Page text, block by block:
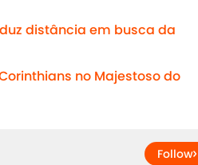
distância em busca da
no Majestoso do
Follow